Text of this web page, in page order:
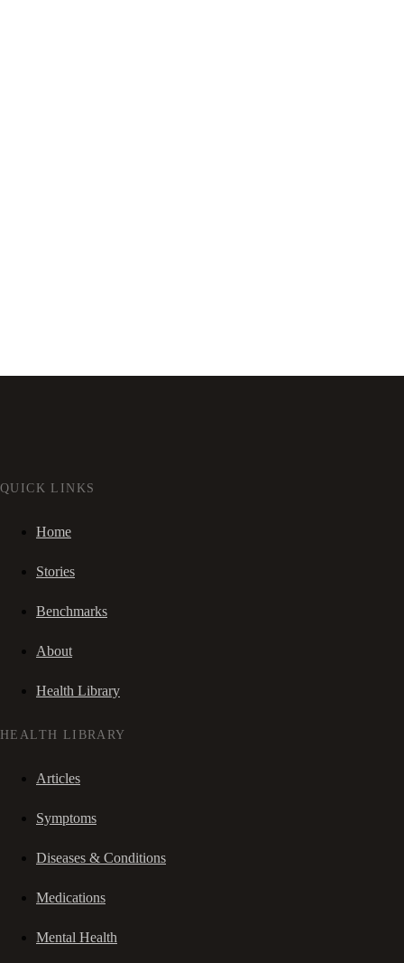
QUICK LINKS
Home
Stories
Benchmarks
About
Health Library
HEALTH LIBRARY
Articles
Symptoms
Diseases & Conditions
Medications
Mental Health